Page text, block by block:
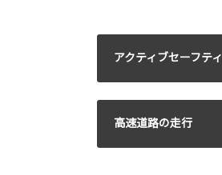
アクティブセーフティ
高速道路の走行